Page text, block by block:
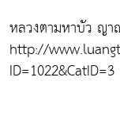
หลวงตามหาบัว ญ
http://
ID=1022&CatID=3